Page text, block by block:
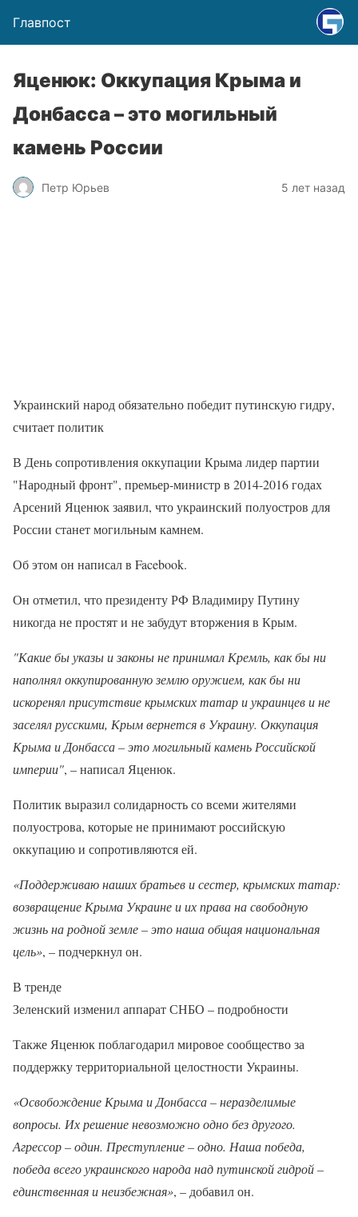
Главпост
Яценюк: Оккупация Крыма и
Донбасса – это могильный
камень России
Петр Юрьев 5 лет назад
Украинский народ обязательно победит путинскую гидру,
считает политик
В День сопротивления оккупации Крыма лидер партии
"Народный фронт", премьер-министр в 2014-2016 годах
Арсений Яценюк заявил, что украинский полуостров для
России станет могильным камнем.
Об этом он написал в Facebook.
Он отметил, что президенту РФ Владимиру Путину
никогда не простят и не забудут вторжения в Крым.
"Какие бы указы и законы не принимал Кремль, как бы ни
наполнял оккупированную землю оружием, как бы ни
искоренял присутствие крымских татар и украинцев и не
заселял русскими, Крым вернется в Украину. Оккупация
Крыма и Донбасса – это могильный камень Российской
империи", – написал Яценюк.
Политик выразил солидарность со всеми жителями
полуострова, которые не принимают российскую
оккупацию и сопротивляются ей.
«Поддерживаю наших братьев и сестер, крымских татар:
возвращение Крыма Украине и их права на свободную
жизнь на родной земле – это наша общая национальная
цель», – подчеркнул он.
В тренде
Зеленский изменил аппарат СНБО – подробности
Также Яценюк поблагодарил мировое сообщество за
поддержку территориальной целостности Украины.
«Освобождение Крыма и Донбасса – неразделимые
вопросы. Их решение невозможно одно без другого.
Агрессор – один. Преступление – одно. Наша победа,
победа всего украинского народа над путинской гидрой –
единственная и неизбежная», – добавил он.